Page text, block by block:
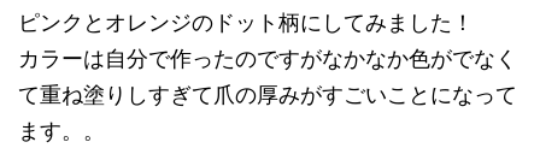
ピンクとオレンジのドット柄にしてみました！
カラーは自分で作ったのですがなかなか色がでなく
て重ね塗りしすぎて爪の厚みがすごいことになって
ます。。